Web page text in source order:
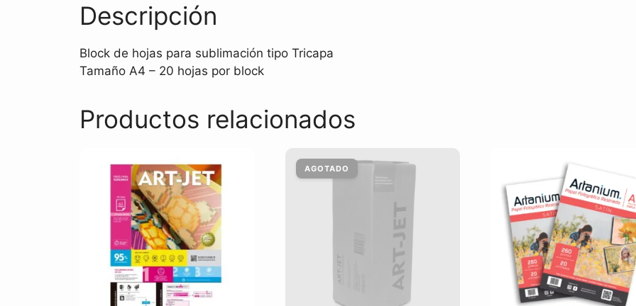
Descripción
Block de hojas para sublimación tipo Tricapa
Tamaño A4 – 20 hojas por block
Productos relacionados